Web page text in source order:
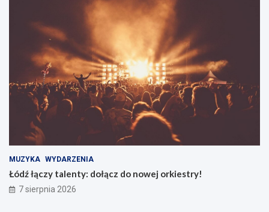
MUZYKA WYDARZENIA
Łódź łączy talenty: dołącz do nowej orkiestry!
7 sierpnia 2026